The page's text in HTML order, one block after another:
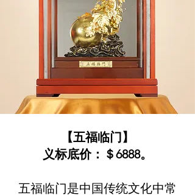
【五福临门】
义标底价：＄6888。
五福临门是中国传统文化中常